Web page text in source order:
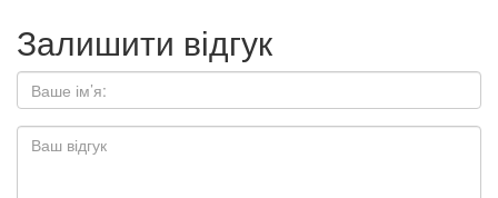
Залишити відгук